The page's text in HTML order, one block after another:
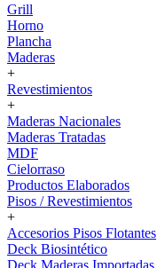
Grill
Horno
Plancha
Maderas
+
Revestimientos
+
Maderas Nacionales
Maderas Tratadas
MDF
Cielorraso
Productos Elaborados
Pisos / Revestimientos
+
Accesorios Pisos Flotantes
Deck Biosintético
Deck Maderas Importadas